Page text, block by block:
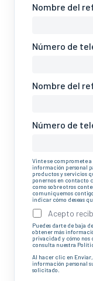
Nombre del
Número de
Nombre del
Número de
Vinte se compromete
información personal
productos y servicios
ponernos en contacto
como sobre otros
comuniquemos
indicar cómo deseas
Acepto
Puedes darte de baja
obtener más
privacidad y cómo
consulta nuestra
Al hacer clic en
información personal
solicitado.